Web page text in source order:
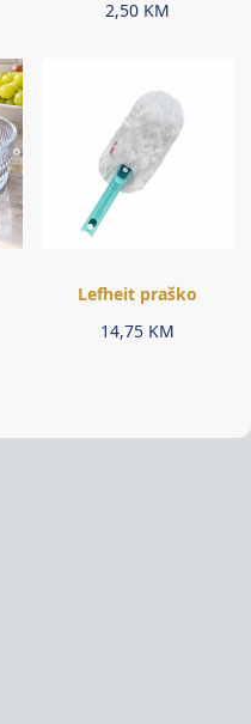
2,50 KM
Lefheit praško
14,75 KM